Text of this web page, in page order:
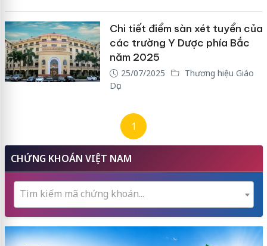
Chi tiết điểm sàn xét tuyển của
các trường Y Dược phía Bắc
năm 2025
25/07/2025
Thương hiệu Giáo
Dục
1
CHỨNG KHOÁN VIỆT NAM
Tìm kiếm mã chứng khoán...